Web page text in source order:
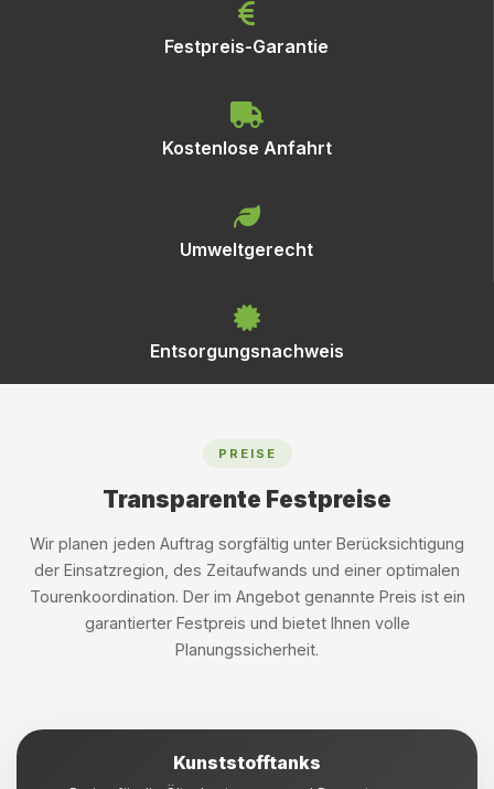
Festpreis-Garantie
Kostenlose Anfahrt
Umweltgerecht
Entsorgungsnachweis
PREISE
Transparente Festpreise
Wir planen jeden Auftrag sorgfältig unter Berücksichtigung
der Einsatzregion, des Zeitaufwands und einer optimalen
Tourenkoordination. Der im Angebot genannte Preis ist ein
garantierter Festpreis und bietet Ihnen volle
Planungssicherheit.
Kunststofftanks